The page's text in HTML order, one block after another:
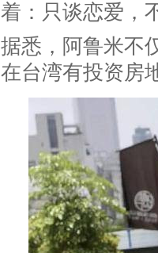
着：只谈恋爱，
据悉，阿鲁米不
在台湾有投资房